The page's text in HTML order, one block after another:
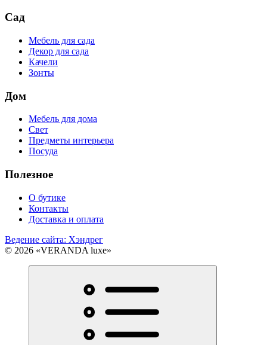
Сад
Мебель для сада
Декор для сада
Качели
Зонты
Дом
Мебель для дома
Свет
Предметы интерьера
Посуда
Полезное
О бутике
Контакты
Доставка и оплата
Ведение сайта: Хэндрег
© 2026 «VERANDA luxe»